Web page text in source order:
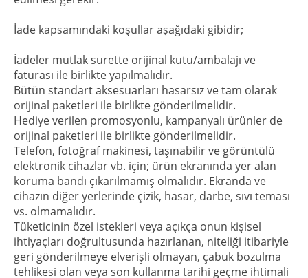
İade kapsamındaki koşullar aşağıdaki gibidir;
İadeler mutlak surette orijinal kutu/ambalajı ve
faturası ile birlikte yapılmalıdır.
Bütün standart aksesuarları hasarsız ve tam olarak
orijinal paketleri ile birlikte gönderilmelidir.
Hediye verilen promosyonlu, kampanyalı ürünler de
orijinal paketleri ile birlikte gönderilmelidir.
Telefon, fotoğraf makinesi, taşınabilir ve görüntülü
elektronik cihazlar vb. için; ürün ekranında yer alan
koruma bandı çıkarılmamış olmalıdır. Ekranda ve
cihazın diğer yerlerinde çizik, hasar, darbe, sıvı teması
vs. olmamalıdır.
Tüketicinin özel istekleri veya açıkça onun kişisel
ihtiyaçları doğrultusunda hazırlanan, niteliği itibariyle
geri gönderilmeye elverişli olmayan, çabuk bozulma
tehlikesi olan veya son kullanma tarihi geçme ihtimali